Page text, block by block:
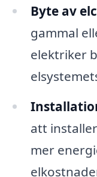
Byte av
gammal
elektriker
att
mer